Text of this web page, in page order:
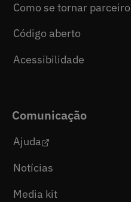
Como se tornar parceiro
Código aberto
Acessibilidade
Comunicação
Ajuda
Notícias
Media kit